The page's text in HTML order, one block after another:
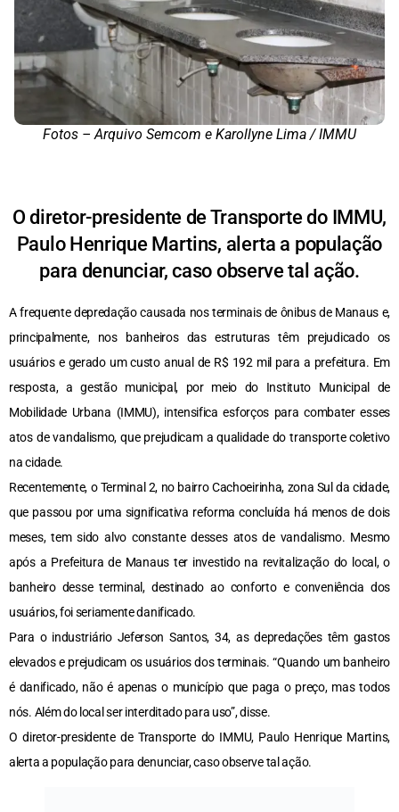
Fotos – Arquivo Semcom e Karollyne Lima / IMMU
O diretor-presidente de Transporte do IMMU,
Paulo Henrique Martins, alerta a população
para denunciar, caso observe tal ação.
A frequente depredação causada nos terminais de ônibus de Manaus e,
principalmente, nos banheiros das estruturas têm prejudicado os
usuários e gerado um custo anual de R$ 192 mil para a prefeitura. Em
resposta, a gestão municipal, por meio do Instituto Municipal de
Mobilidade Urbana (IMMU), intensifica esforços para combater esses
atos de vandalismo, que prejudicam a qualidade do transporte coletivo
na cidade.
Recentemente, o Terminal 2, no bairro Cachoeirinha, zona Sul da cidade,
que passou por uma significativa reforma concluída há menos de dois
meses, tem sido alvo constante desses atos de vandalismo. Mesmo
após a Prefeitura de Manaus ter investido na revitalização do local, o
banheiro desse terminal, destinado ao conforto e conveniência dos
usuários, foi seriamente danificado.
Para o industriário Jeferson Santos, 34, as depredações têm gastos
elevados e prejudicam os usuários dos terminais. “Quando um banheiro
é danificado, não é apenas o município que paga o preço, mas todos
nós. Além do local ser interditado para uso”, disse.
O diretor-presidente de Transporte do IMMU, Paulo Henrique Martins,
alerta a população para denunciar, caso observe tal ação.